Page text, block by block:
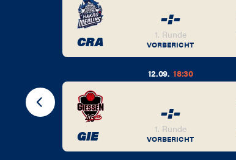
BER
CRA
-:-
1. Runde
VORBERICHT
12.09. 18:30
GIE
-:-
1. Runde
VORBERICHT